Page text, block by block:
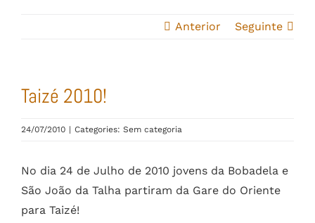
Anterior Seguinte
Taizé 2010!
24/07/2010 | Categories: Sem categoria
No dia 24 de Julho de 2010 jovens da Bobadela e
São João da Talha partiram da Gare do Oriente
para Taizé!